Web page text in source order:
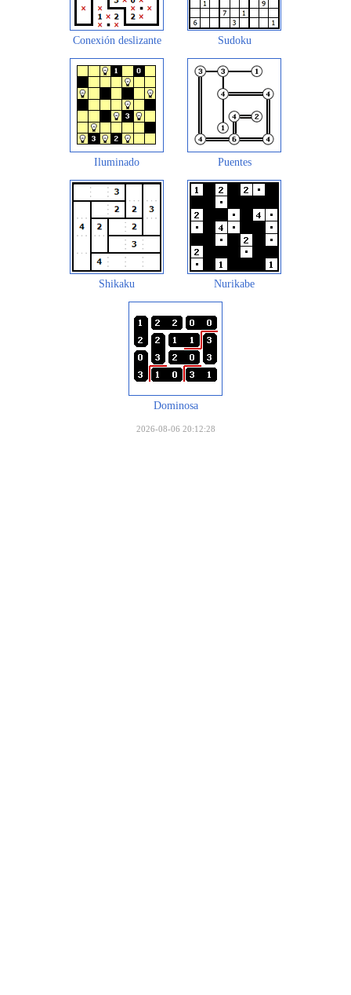
Conexión deslizante Sudoku
Iluminado Puentes
Shikaku Nurikabe
Dominosa
2026-08-06 20:12:28